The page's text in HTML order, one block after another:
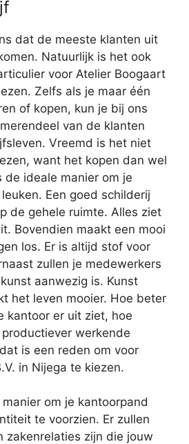
dat de meeste klanten uit
Natuurlijk is het ook
voor Atelier Boogaart
Zelfs als je maar één
of kopen, kun je bij ons
van de klanten
Vreemd is het niet
want het kopen dan wel
de ideale manier om je
Een goed schilderij
de gehele ruimte. Alles ziet
Bovendien maakt een mooi
los. Er is altijd stof voor
zullen je medewerkers
aanwezig is. Kunst
het leven mooier. Hoe beter
kantoor er uit ziet, hoe
werkende
is een reden om voor
in Nijega te kiezen.
om je kantoorpand
te voorzien. Er zullen
zakenrelaties zijn die jouw